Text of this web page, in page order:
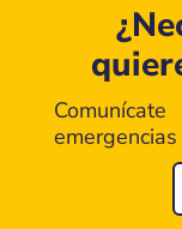
emergencias